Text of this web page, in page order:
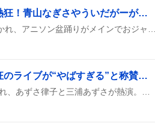
神田明神納涼祭り、アニソン盆踊りで熱狂！青山なぎさやういだがーが大盛り上げ
つみまつよるまち大阪公演、感動と熱狂のライブが“やばすぎる”と称賛の嵐